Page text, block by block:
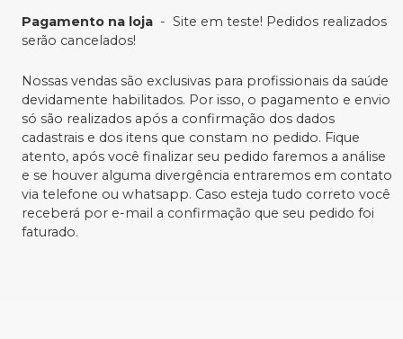
Pagamento na loja - Site em teste! Pedidos realizados
serão cancelados!
Nossas vendas são exclusivas para profissionais da saúde
devidamente habilitados. Por isso, o pagamento e envio
só são realizados após a confirmação dos dados
cadastrais e dos itens que constam no pedido. Fique
atento, após você finalizar seu pedido faremos a análise
e se houver alguma divergência entraremos em contato
via telefone ou whatsapp. Caso esteja tudo correto você
receberá por e-mail a confirmação que seu pedido foi
faturado.